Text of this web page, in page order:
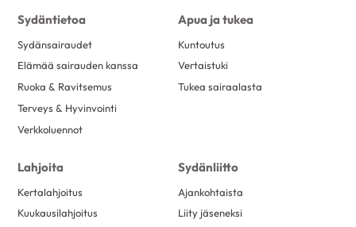
Sydäntietoa
Sydänsairaudet
Elämää sairauden kanssa
Ruoka & Ravitsemus
Terveys & Hyvinvointi
Verkkoluennot
Apua ja tukea
Kuntoutus
Vertaistuki
Tukea sairaalasta
Lahjoita
Kertalahjoitus
Kuukausilahjoitus
Sydänliitto
Ajankohtaista
Liity jäseneksi